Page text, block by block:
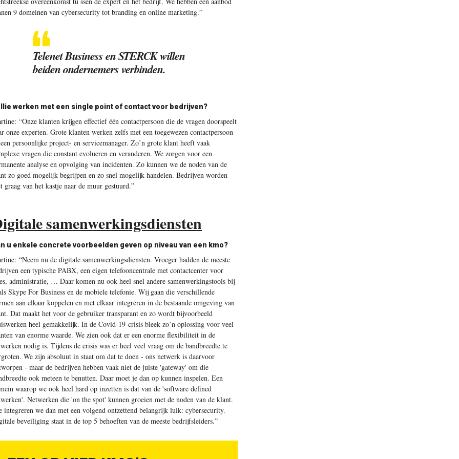
9 domeinen van cybersecurity tot branding en online marketing.”
Telenet Business en STERCK willen
beiden ondernemers verbinden.
werken met een single point of contact voor bedrijven?
“Onze klanten krijgen effectief één contactpersoon die de vragen doorspeelt
onze experten. Grote klanten werken zelfs met een toegewezen contactpersoon
persoonlijke project- en servicemanager. Zo’n grote klant heeft vaak
vragen die constant evolueren en veranderen. We zorgen voor een
analyse en opvolging van incidenten. Zo kunnen we de noden van de
zo goed mogelijk begrijpen en zo snel mogelijk handelen. Bedrijven worden
graag van het kastje naar de muur gestuurd.”
samenwerkingsdiensten
u enkele concrete voorbeelden geven op niveau van een kmo?
“Neem nu de digitale samenwerkingsdiensten. Vroeger hadden de meeste
een typische PABX, een eigen telefooncentrale met contactcenter voor
administratie, … Daar komen nu ook heel snel andere samenwerkingstools bij
Skype For Business en de mobiele telefonie. Wij gaan die verschillende
aan elkaar koppelen en met elkaar integreren in de bestaande omgeving van
Dat maakt het voor de gebruiker transparant en zo wordt bijvoorbeeld
heel gemakkelijk. In de Covid-19-crisis bleek zo’n oplossing voor veel
van enorme waarde. We zien ook dat er een enorme flexibiliteit in de
nodig is. Tijdens de crisis was er heel veel vraag om de bandbreedte te
We zijn absoluut in staat om dat te doen - ons netwerk is daarvoor
- maar de bedrijven hebben vaak niet de juiste 'gateway' om die
ook meteen te benutten. Daar moet je dan op kunnen inspelen. Een
waarop we ook heel hard op inzetten is dat van de 'software defined
Netwerken die 'on the spot' kunnen groeien met de noden van de klant.
integreren we dan met een volgend ontzettend belangrijk luik: cybersecurity.
beveiliging staat in de top 5 behoeften van de meeste bedrijfsleiders.”